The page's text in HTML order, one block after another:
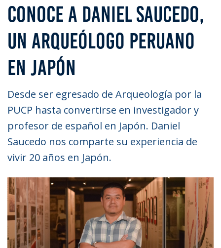
CONOCE A DANIEL SAUCEDO,
UN ARQUEÓLOGO PERUANO
EN JAPÓN
Desde ser egresado de Arqueología por la
PUCP hasta convertirse en investigador y
profesor de español en Japón. Daniel
Saucedo nos comparte su experiencia de
vivir 20 años en Japón.